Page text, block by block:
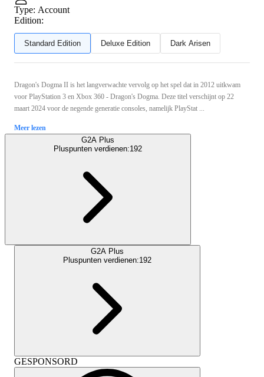
Type: Account
Edition:
Standard Edition Deluxe Edition Dark Arisen
Dragon's Dogma II is het langverwachte vervolg op het spel dat in 2012 uitkwam
voor PlayStation 3 en Xbox 360 - Dragon's Dogma. Deze titel verschijnt op 22
maart 2024 voor de negende generatie consoles, namelijk PlayStat ...
Meer lezen
G2A Plus
Pluspunten verdienen:192
G2A Plus
Pluspunten verdienen:192
GESPONSORD